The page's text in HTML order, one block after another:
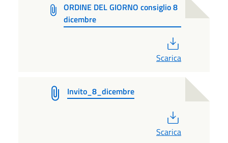
ORDINE DEL GIORNO consiglio 8
dicembre
Scarica
Invito_8_dicembre
Scarica